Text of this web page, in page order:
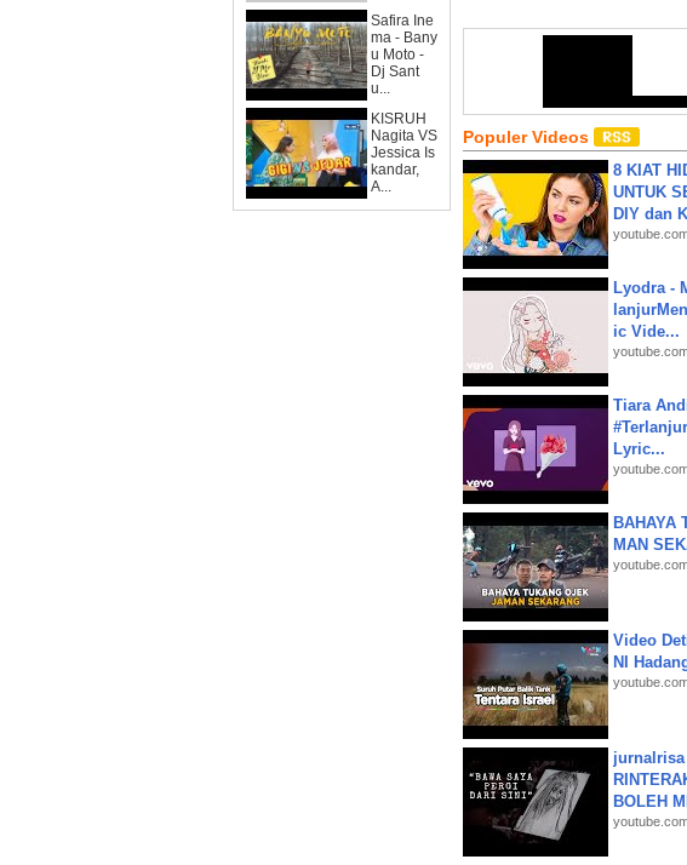
Safira Ine
ma - Bany
u Moto -
Dj Sant
u...
KISRUH
Nagita VS
Jessica Is
kandar,
A...
Populer Videos
8 KIAT
UNTUK
DIY dan
Lyodra -
ic Vide...
Tiara
Lyric...
BAHAYA
MAN
Video
NI
jurnalrisa
BOLEH